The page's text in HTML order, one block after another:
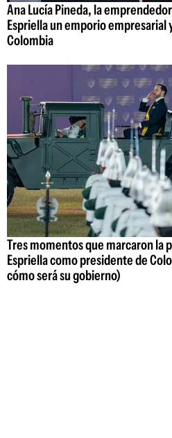
Ana Lucía Pineda, la
Espriella un emporio empresarial
Colombia
Tres momentos que marcaron la
Espriella como presidente de
cómo será su gobierno)